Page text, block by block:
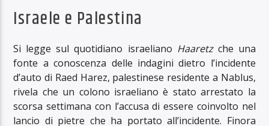
Israele e Palestina
Si legge sul quotidiano israeliano Haaretzche una
fonte a conoscenza delle indagini dietro l’incidente
d’auto di Raed Harez, palestinese residente a Nablus,
rivela che un colono israeliano è stato arrestato la
scorsa settimana con l’accusa di essere coinvolto nel
lancio di pietre che ha portato all’incidente. Finora